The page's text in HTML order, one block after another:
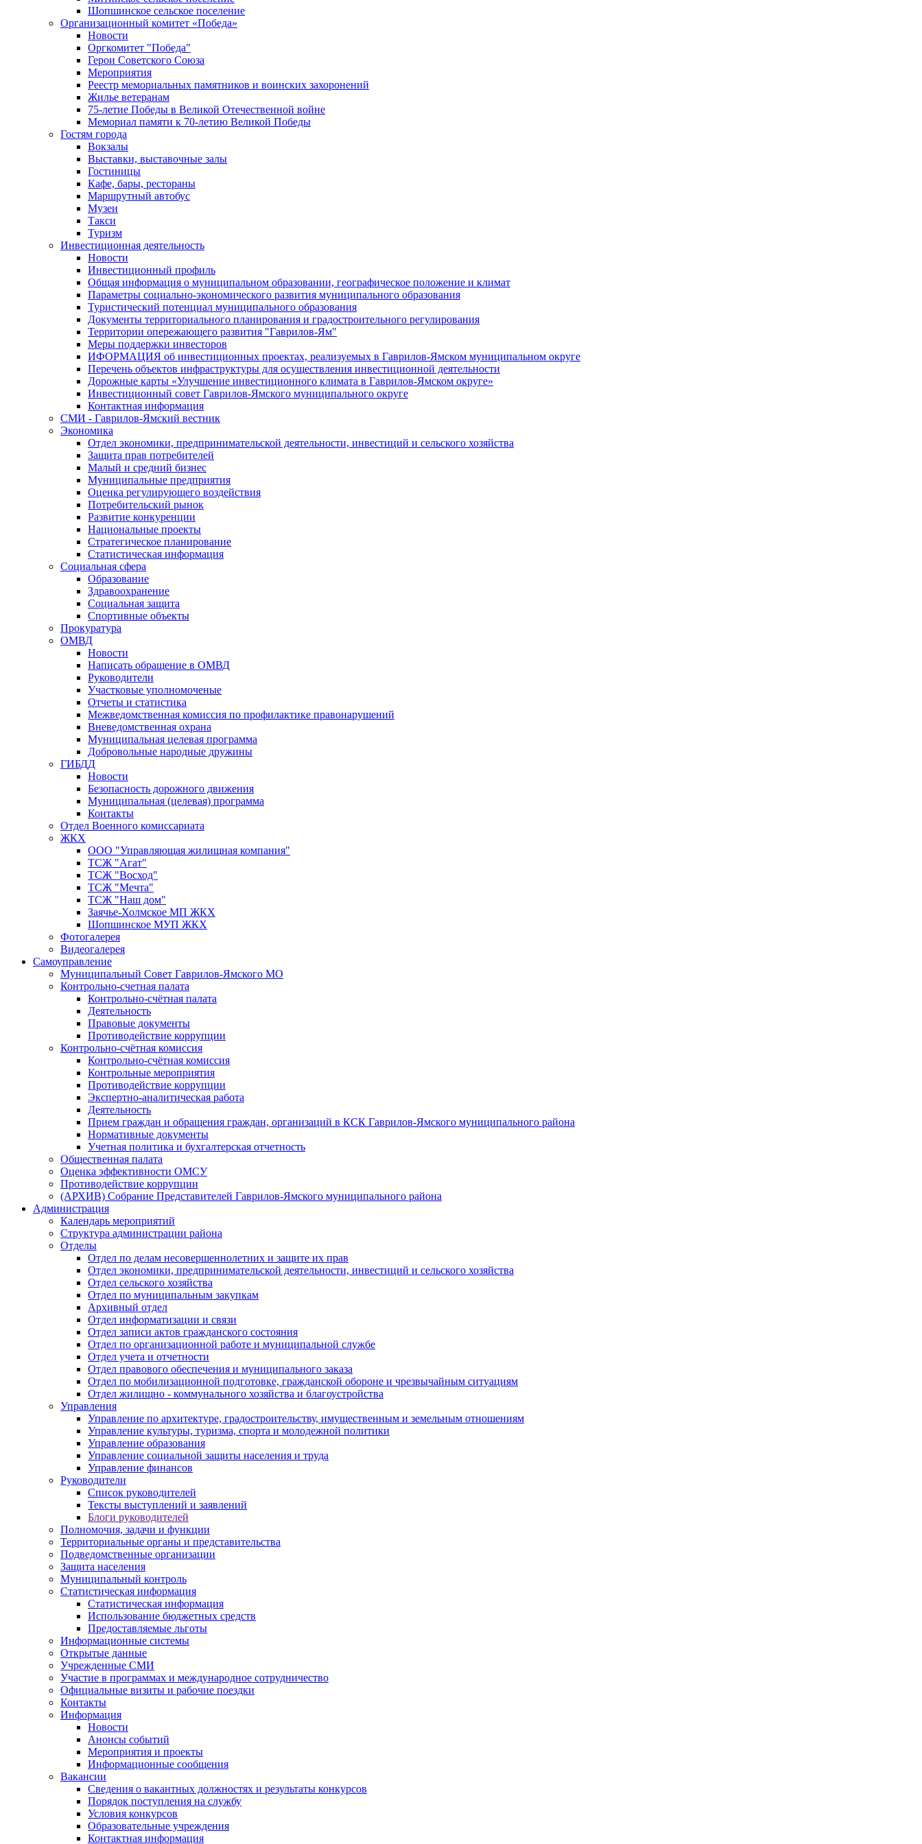
Шопшинское сельское поселение
Организационный комитет «Победа»
Новости
Оргкомитет "Победа"
Герои Советского Союза
Мероприятия
Реестр мемориальных памятников и воинских захоронений
Жилье ветеранам
75-летие Победы в Великой Отечественной войне
Мемориал памяти к 70-летию Великой Победы
Гостям города
Вокзалы
Выставки, выставочные залы
Гостиницы
Кафе, бары, рестораны
Маршрутный автобус
Музеи
Такси
Туризм
Инвестиционная деятельность
Новости
Инвестиционный профиль
Общая информация о муниципальном образовании, географическое положение и климат
Параметры социально-экономического развития муниципального образования
Туристический потенциал муниципального образования
Документы территориального планирования и градостроительного регулирования
Территории опережающего развития "Гаврилов-Ям"
Меры поддержки инвесторов
ИФОРМАЦИЯ об инвестиционных проектах, реализуемых в Гаврилов-Ямском муниципальном округе
Перечень объектов инфраструктуры для осуществления инвестиционной деятельности
Дорожные карты «Улучшение инвестиционного климата в Гаврилов-Ямском округе»
Инвестиционный совет Гаврилов-Ямского муниципального округе
Контактная информация
СМИ - Гаврилов-Ямский вестник
Экономика
Отдел экономики, предпринимательской деятельности, инвестиций и сельского хозяйства
Защита прав потребителей
Малый и средний бизнес
Муниципальные предприятия
Оценка регулирующего воздействия
Потребительский рынок
Развитие конкуренции
Национальные проекты
Стратегическое планирование
Статистическая информация
Социальная сфера
Образование
Здравоохранение
Социальная защита
Спортивные объекты
Прокуратура
ОМВД
Новости
Написать обращение в ОМВД
Руководители
Участковые уполномоченые
Отчеты и статистика
Межведомственная комиссия по профилактике правонарушений
Вневедомственная охрана
Муниципальная целевая программа
Добровольные народные дружины
ГИБДД
Новости
Безопасность дорожного движения
Муниципальная (целевая) программа
Контакты
Отдел Военного комиссариата
ЖКХ
ООО "Управляющая жилищная компания"
ТСЖ "Агат"
ТСЖ "Восход"
ТСЖ "Мечта"
ТСЖ "Наш дом"
Заячье-Холмское МП ЖКХ
Шопшинское МУП ЖКХ
Фотогалерея
Видеогалерея
Самоуправление
Муниципальный Совет Гаврилов-Ямского МО
Контрольно-счетная палата
Контрольно-счётная палата
Деятельность
Правовые документы
Противодействие коррупции
Контрольно-счётная комиссия
Контрольно-счётная комиссия
Контрольные мероприятия
Противодействие коррупции
Экспертно-аналитическая работа
Деятельность
Прием граждан и обращения граждан, организаций в КСК Гаврилов-Ямского муниципального района
Нормативные документы
Учетная политика и бухгалтерская отчетность
Общественная палата
Оценка эффективности ОМСУ
Противодействие коррупции
(АРХИВ) Собрание Представителей Гаврилов-Ямского муниципального района
Администрация
Календарь мероприятий
Структура администрации района
Отделы
Отдел по делам несовершеннолетних и защите их прав
Отдел экономики, предпринимательской деятельности, инвестиций и сельского хозяйства
Отдел сельского хозяйства
Отдел по муниципальным закупкам
Архивный отдел
Отдел информатизации и связи
Отдел записи актов гражданского состояния
Отдел по организационной работе и муниципальной службе
Отдел учета и отчетности
Отдел правового обеспечения и муниципального заказа
Отдел по мобилизационной подготовке, гражданской обороне и чрезвычайным ситуациям
Отдел жилищно - коммунального хозяйства и благоустройства
Управления
Управление по архитектуре, градостроительству, имущественным и земельным отношениям
Управление культуры, туризма, спорта и молодежной политики
Управление образования
Управление социальной защиты населения и труда
Управление финансов
Руководители
Список руководителей
Тексты выступлений и заявлений
Блоги руководителей
Полномочия, задачи и функции
Территориальные органы и представительства
Подведомственные организации
Защита населения
Муниципальный контроль
Статистическая информация
Статистическая информация
Использование бюджетных средств
Предоставляемые льготы
Информационные системы
Открытые данные
Учрежденные СМИ
Участие в программах и международное сотрудничество
Официальные визиты и рабочие поездки
Контакты
Информация
Новости
Анонсы событий
Мероприятия и проекты
Информационные сообщения
Вакансии
Сведения о вакантных должностях и результаты конкурсов
Порядок поступления на службу
Условия конкурсов
Образовательные учреждения
Контактная информация